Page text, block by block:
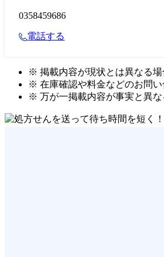
0358459686
電話する
※ 掲載内容が現状とは異なる場
※ 在庫確認や料金などのお問い
※ 万が一掲載内容が事実と異